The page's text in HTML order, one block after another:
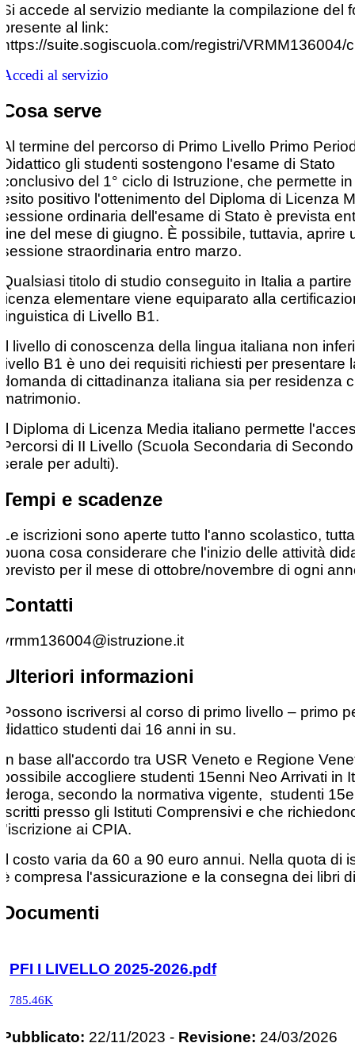
Si accede al servizio mediante la compilazione del
presente al link:
https://suite.sogiscuola.com/registri/
Accedi al servizio
Cosa serve
Al termine del percorso di Primo Livello Primo
Didattico gli studenti sostengono l'esame di Stato
conclusivo del 1° ciclo di Istruzione, che permette
esito positivo l'ottenimento del Diploma di Licenza
sessione ordinaria dell'esame di Stato è prevista
fine del mese di giugno. È possibile, tuttavia, aprire
sessione straordinaria entro marzo.
Qualsiasi titolo di studio conseguito in Italia a
licenza elementare viene equiparato alla
linguistica di Livello B1.
Il livello di conoscenza della lingua italiana non
livello B1 è uno dei requisiti richiesti per presentare
domanda di cittadinanza italiana sia per residenza
matrimonio.
Il Diploma di Licenza Media italiano permette
Percorsi di II Livello (Scuola Secondaria di
serale per adulti).
Tempi e scadenze
Le iscrizioni sono aperte tutto l'anno scolastico,
buona cosa considerare che l'inizio delle attività
previsto per il mese di ottobre/novembre di ogni
Contatti
vrmm136004@istruzione.it
Ulteriori informazioni
Possono iscriversi al corso di primo livello – primo
didattico studenti dai 16 anni in su.
In base all'accordo tra USR Veneto e Regione
possibile accogliere studenti 15enni Neo Arrivati in
deroga, secondo la normativa vigente, studenti
iscritti presso gli Istituti Comprensivi e che
l'iscrizione ai CPIA.
Il costo varia da 60 a 90 euro annui. Nella quota di
è compresa l'assicurazione e la consegna dei libri
Documenti
PFI I LIVELLO 2025-2026.pdf
785.46K
Pubblicato: 22/11/2023 - Revisione: 24/03/2026